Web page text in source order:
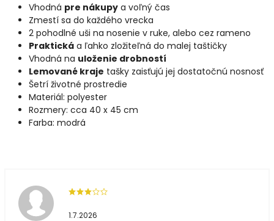
Vhodná pre nákupy a voľný čas
Zmestí sa do každého vrecka
2 pohodlné uši na nosenie v ruke, alebo cez rameno
Praktická a ľahko zložiteľná do malej taštičky
Vhodná na uloženie drobností
Lemované kraje tašky zaisťujú jej dostatočnú nosnosť
Šetrí životné prostredie
Materiál: polyester
Rozmery: cca 40 x 45 cm
Farba: modrá
1.7.2026